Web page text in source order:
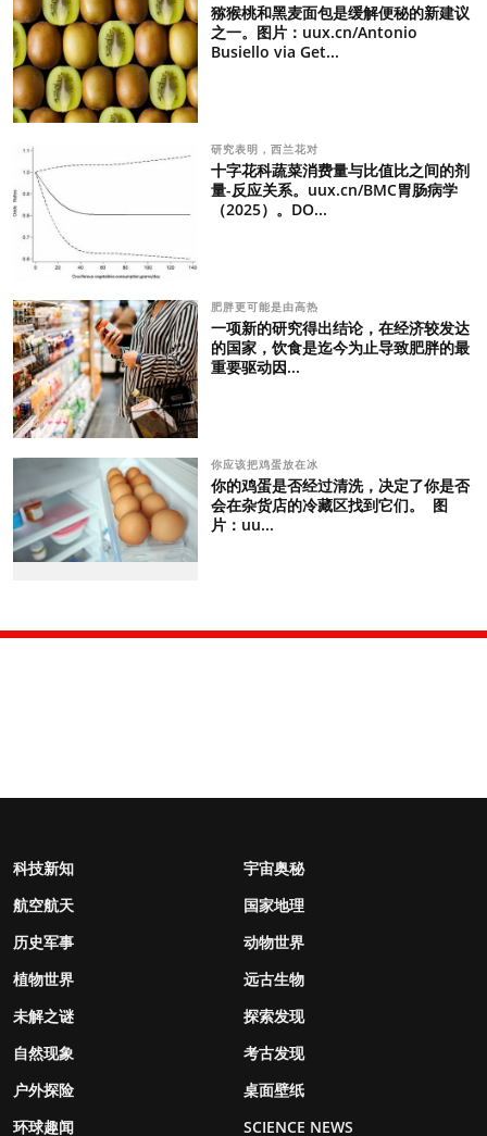
猕猴桃和黑麦面包是缓解便秘的新建议
之一。图片：uux.cn/Antonio
Busiello via Get...
研究表明，西兰花对
十字花科蔬菜消费量与比值比之间的剂
量-反应关系。uux.cn/BMC胃肠病学
（2025）。DO...
肥胖更可能是由高热
一项新的研究得出结论，在经济较发达
的国家，饮食是迄今为止导致肥胖的最
重要驱动因...
你应该把鸡蛋放在冰
你的鸡蛋是否经过清洗，决定了你是否
会在杂货店的冷藏区找到它们。 图
片：uu...
科技新知
宇宙奥秘
航空航天
国家地理
历史军事
动物世界
植物世界
远古生物
未解之谜
探索发现
自然现象
考古发现
户外探险
桌面壁纸
环球趣闻
SCIENCE NEWS